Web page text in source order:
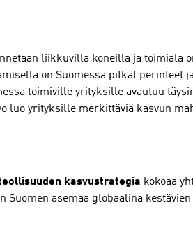
liikkuvilla koneilla ja toimiala
on Suomessa pitkät perinteet
toimiville yrityksille avautuu
luo yrityksille merkittäviä kasvun
kasvustrategia kokoaa
Suomen asemaa globaalina